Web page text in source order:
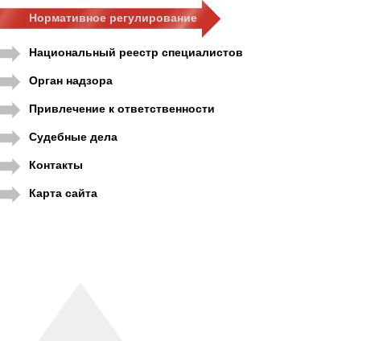
Нормативное регулирование
Национальный реестр специалистов
Орган надзора
Привлечение к ответственности
Судебные дела
Контакты
Карта сайта